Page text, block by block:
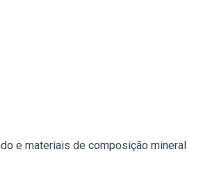
e materiais de composição mineral